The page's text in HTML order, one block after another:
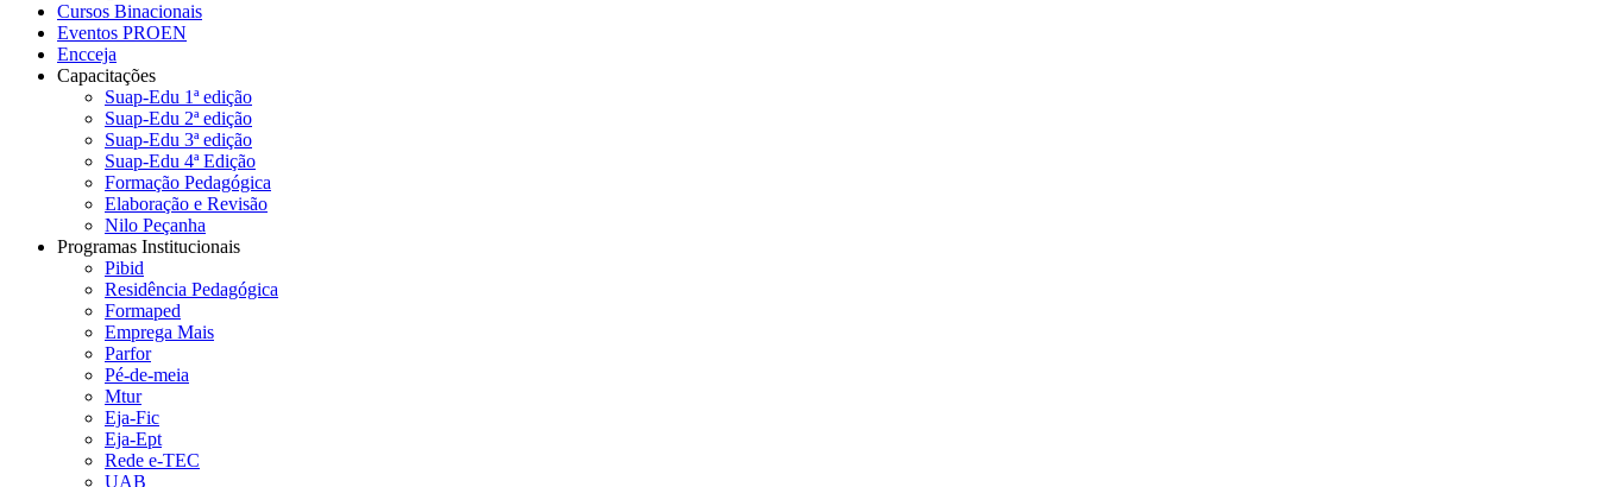
Cursos Binacionais
Eventos PROEN
Encceja
Capacitações
Suap-Edu 1ª edição
Suap-Edu 2ª edição
Suap-Edu 3ª edição
Suap-Edu 4ª Edição
Formação Pedagógica
Elaboração e Revisão
Nilo Peçanha
Programas Institucionais
Pibid
Residência Pedagógica
Formaped
Emprega Mais
Parfor
Pé-de-meia
Mtur
Eja-Fic
Eja-Ept
Rede e-TEC
UAB